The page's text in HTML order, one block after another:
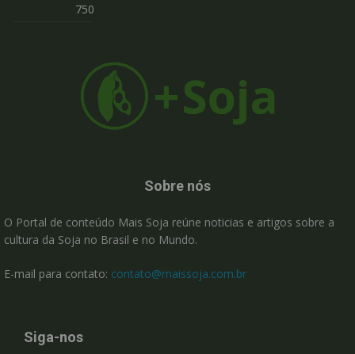
750
Sobre nós
O Portal de conteúdo Mais Soja reúne noticias e artigos sobre a
cultura da Soja no Brasil e no Mundo.
E-mail para contato: contato@maissoja.com.br
Siga-nos